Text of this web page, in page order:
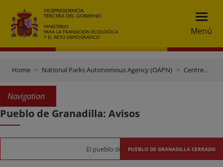
Menú
Home National Parks Autonomous Agency (OAPN) Centres and Estates
Navigation
Pueblo de Granadilla: Avisos
PUEBLO DE GRANADILLA CERRADO
El pueblo de Granadilla permanecerá cerrado